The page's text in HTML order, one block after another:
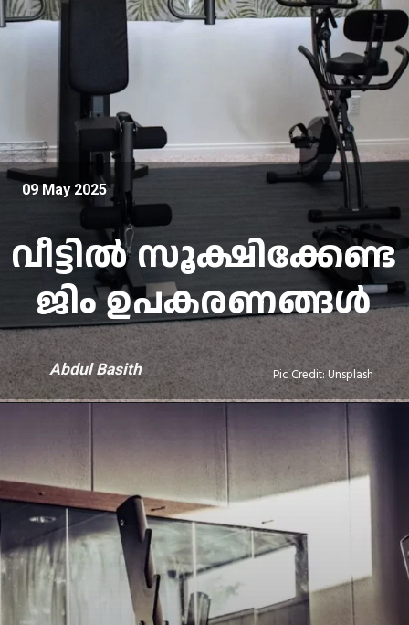
വീട്ടിൽ സൂക്ഷിക്കേണ്ട
ജിം ഉപകരണങ്ങൾ
09 May 2025
Abdul Basith Pic Credit: Unsplash